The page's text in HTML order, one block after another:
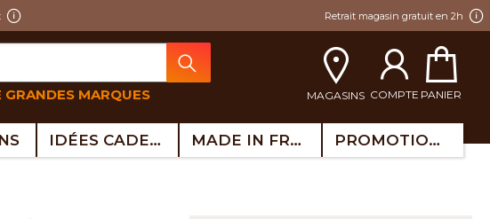
Retrait magasin gratuit en 2h
MARQUES MAGASINS COMPTE PANIER
IDÉES CADEAUX MADE IN FRANCE PROMOTIONS